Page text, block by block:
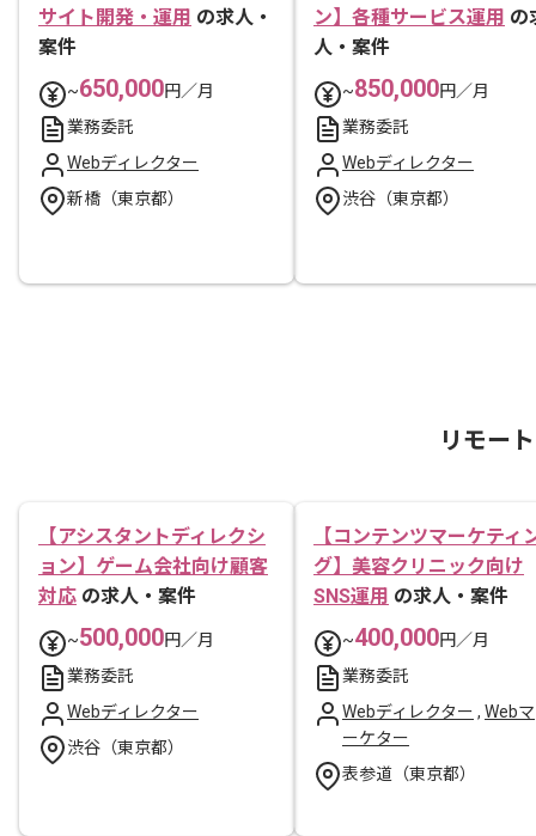
サイト開発・運用 の求人・
案件
~650,000円／月
業務委託
Webディレクター
新橋（東京都）
ン】各種サービス運用 の
人・案件
~850,000円／月
業務委託
Webディレクター
渋谷（東京都）
リモー
【アシスタントディレクシ
ョン】ゲーム会社向け顧客
対応 の求人・案件
~500,000円／月
業務委託
Webディレクター
渋谷（東京都）
【コンテンツマーケティ
グ】美容クリニック向け
SNS運用 の求人・案件
~400,000円／月
業務委託
Webディレクター , Webマ
ーケター
表参道（東京都）